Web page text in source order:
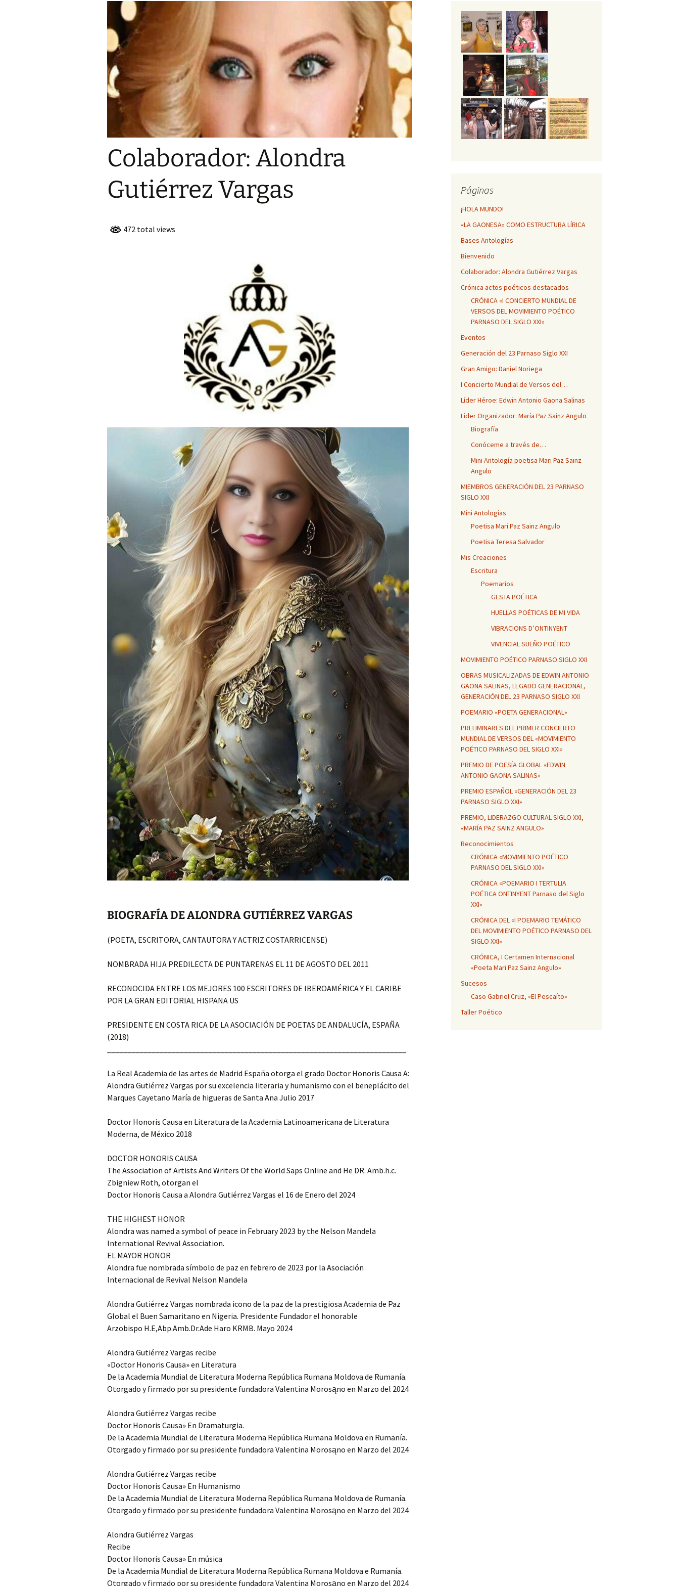
HUELLAS POÉTICAS DE
MI VIDA
Vibracions d’Ontinyent
LOS POETAS DE LA
GENERACIÓN DEL 23
PARNASO SIGLO XXI,
AUMENTAN SU LEGADO
BREVE EXPLICATIVA
SOBRE LA «GENERACIÓN
DEL 23 PARNASO DEL
SIGLO XXI»
GENERACIONALES DE LA
«GENERACIÓN DEL 23
MIEMBROS GENERACIÓN CÉSAR ARISMENDI,
GENERACIÓN DEL 23
PARNASO SIGLO XXI
LA GENERACIÓN DEL 23
MARTÍNEZ, MIEMBRO DE
LA GENERACIÓN DEL 23
PARNASO SIGLO XXI
LUIS ENRIQUE RIERA
BERREZUETA, MIEMBRO
DE LA GENERACIÓN DEL
23 PARNASO SIGLO XXI
VICTORIA EXPÓSITO
CONDE, MIEMBRO DE LA
GENERACIÓN DEL 23
MARGARITA MERCADO
SOTO – CHILE, MIEMBRO
DE LA GENERACIÓN DEL
23 PARNASO SIGLO XXI
MÍRIAM FERNANDEZ –
ARGENTINA MIEMBRO
DE LA GENERACIÓN DEL
23 PARNASO SIGLO XXI
MARÚ C. NEGRO PARODI
– CHILE, MIEMBRO DE LA
GENERACIÓN DEL 23
PARNASO SIGLO XXI
FÉLIX NORABUENA
CERVANTES MIEMBRO
DE LA GENERACIÓN DEL
23 PARNASO SIGLO XXI
ROSENDO GASPAR
RAMOS MIEMBRO DE LA
GENERACIÓN DEL 23
PARNASO SIGLO XXI
PRELIMINARES DEL
PRIMER CONCIERTO
MUNDIAL DE VERSOS
DEL «MOVIMIENTO
POÉTICO PARNASO DEL
SIGLO XXI»
ECO INTERNACIONAL
DEL MOVIMIENTO
POÉTICO PARNASO DEL
PREMIO ESPAÑOL
«GENERACIÓN DEL 23
PARNASO SIGLO XXI»
VÍCTOR WILFRIDO ARIAS
AROCA, PREMIO
ESPAÑOL…, PRIMER
CAMPESINA), PREMIO
ESPAÑOL…, PRIMER
CONCIERTO MUNDIAL
DE VERSOS
MARÍA LUISA HURTADO
GONZÁLEZ, PREMIO
ESPAÑOL…, PRIMER
CONCIERTO MUNDIAL
DE VERSOS
ESPAÑOL…, PRIMER
CONCIERTO MUNDIAL
DE VERSOS
CRISTHIAN EDGAR
MANSILLA TORREJÓN,
PREMIO ESPAÑOL…,
PRIMER CONCIERTO
MUNDIAL DE VERSOS
PATRICIA PEÑALVER
GALLARDO, PREMIO
ESPAÑOL…, PRIMER
CONCIERTO MUNDIAL
DE VERSOS
CARLOS HUMBERTO
SOLANO DIAZ, PREMIO
ESPAÑOL…, PRIMER
CONCIERTO MUNDIAL
DE VERSOS
IUDITA MIREA, PREMIO
ESPAÑOL…, PRIMER
CONCIERTO MUNDIAL
DE VERSOS
FELICITA ARENAS
VALENZUELA, PREMIO
ESPAÑOL…, PRIMER
CONCIERTO MUNDIAL
DE VERSOS
LUZ ELENA ARIAS SOTO,
PREMIO ESPAÑOL…, I
CONCIERTO MUNDIAL
DE VERSOS
MARÍA DE LA NUBE
FAJARDO CAJAMARCA,
PREMIO ESPAÑOL…,
PRIMER CONCIERTO
MUNDIAL DE VERSOS
I GALERÍA TEMÁTICA DE
VERSOS DEL INFINITO
GÉMINIS
Colaborador: Alondra
Gutiérrez Vargas
472 total views
BIOGRAFÍA DE ALONDRA GUTIÉRREZ VARGAS
(POETA, ESCRITORA, CANTAUTORA Y ACTRIZ COSTARRICENSE)
NOMBRADA HIJA PREDILECTA DE PUNTARENAS EL 11 DE AGOSTO DEL 2011
RECONOCIDA ENTRE LOS MEJORES 100 ESCRITORES DE IBEROAMÉRICA Y EL CARIBE
POR LA GRAN EDITORIAL HISPANA US
PRESIDENTE EN COSTA RICA DE LA ASOCIACIÓN DE POETAS DE ANDALUCÍA, ESPAÑA
(2018)
La Real Academia de las artes de Madrid España otorga el grado Doctor Honoris Causa A:
Alondra Gutiérrez Vargas por su excelencia literaria y humanismo con el beneplácito del
Marques Cayetano María de higueras de Santa Ana Julio 2017
Doctor Honoris Causa en Literatura de la Academia Latinoamericana de Literatura
Moderna, de México 2018
DOCTOR HONORIS CAUSA
The Association of Artists And Writers Of the World Saps Online and He DR. Amb.h.c.
Zbigniew Roth, otorgan el
Doctor Honoris Causa a Alondra Gutiérrez Vargas el 16 de Enero del 2024
THE HIGHEST HONOR
Alondra was named a symbol of peace in February 2023 by the Nelson Mandela
International Revival Association.
EL MAYOR HONOR
Alondra fue nombrada símbolo de paz en febrero de 2023 por la Asociación
Internacional de Revival Nelson Mandela
Alondra Gutiérrez Vargas nombrada icono de la paz de la prestigiosa Academia de Paz
Global el Buen Samaritano en Nigeria. Presidente Fundador el honorable
Arzobispo H.E,Abp.Amb.Dr.Ade Haro KRMB. Mayo 2024
Alondra Gutiérrez Vargas recibe
«Doctor Honoris Causa» en Literatura
De la Academia Mundial de Literatura Moderna República Rumana Moldova de Rumanía.
Otorgado y firmado por su presidente fundadora Valentina Morosąno en Marzo del 2024
Alondra Gutiérrez Vargas recibe
Doctor Honoris Causa» En Dramaturgia.
De la Academia Mundial de Literatura Moderna República Rumana Moldova en Rumanía.
Otorgado y firmado por su presidente fundadora Valentina Morosąno en Marzo del 2024
Alondra Gutiérrez Vargas recibe
Doctor Honoris Causa» En Humanismo
De la Academia Mundial de Literatura Moderna República Rumana Moldova de Rumanía.
Otorgado y firmado por su presidente fundadora Valentina Morosąno en Marzo del 2024
Alondra Gutiérrez Vargas
Recibe
Doctor Honoris Causa» En música
De la Academia Mundial de Literatura Moderna República Rumana Moldova e Rumanía.
Otorgado y firmado por su presidente fundadora Valentina Morosąno en Marzo del 2024
Páginas
¡HOLA MUNDO!
«LA GAONESA» COMO ESTRUCTURA LÍRICA
Bases Antologías
Bienvenido
Colaborador: Alondra Gutiérrez Vargas
Crónica actos poéticos destacados
CRÓNICA «I CONCIERTO MUNDIAL DE
VERSOS DEL MOVIMIENTO POÉTICO
PARNASO DEL SIGLO XXI»
Eventos
Generación del 23 Parnaso Siglo XXI
Gran Amigo: Daniel Noriega
I Concierto Mundial de Versos del…
Líder Héroe: Edwin Antonio Gaona Salinas
Líder Organizador: María Paz Sainz Angulo
Biografía
Conóceme a través de…
Mini Antología poetisa Mari Paz Sainz
Angulo
MIEMBROS GENERACIÓN DEL 23 PARNASO
SIGLO XXI
Mini Antologías
Poetisa Mari Paz Sainz Angulo
Poetisa Teresa Salvador
Mis Creaciones
Escritura
Poemarios
GESTA POÉTICA
HUELLAS POÉTICAS DE MI VIDA
VIBRACIONS D’ONTINYENT
VIVENCIAL SUEÑO POÉTICO
MOVIMIENTO POÉTICO PARNASO SIGLO XXI
OBRAS MUSICALIZADAS DE EDWIN ANTONIO
GAONA SALINAS, LEGADO GENERACIONAL,
GENERACIÓN DEL 23 PARNASO SIGLO XXI
POEMARIO «POETA GENERACIONAL»
PRELIMINARES DEL PRIMER CONCIERTO
MUNDIAL DE VERSOS DEL «MOVIMIENTO
POÉTICO PARNASO DEL SIGLO XXI»
PREMIO DE POESÍA GLOBAL «EDWIN
ANTONIO GAONA SALINAS»
PREMIO ESPAÑOL «GENERACIÓN DEL 23
PARNASO SIGLO XXI»
PREMIO, LIDERAZGO CULTURAL SIGLO XXI,
«MARÍA PAZ SAINZ ANGULO»
Reconocimientos
CRÓNICA «MOVIMIENTO POÉTICO
PARNASO DEL SIGLO XXI»
CRÓNICA «POEMARIO I TERTULIA
POÉTICA ONTINYENT Parnaso del Siglo
XXI»
CRÓNICA DEL «I POEMARIO TEMÁTICO
DEL MOVIMIENTO POÉTICO PARNASO DEL
SIGLO XXI»
CRÓNICA, I Certamen Internacional
«Poeta Mari Paz Sainz Angulo»
Sucesos
Caso Gabriel Cruz, «El Pescaíto»
Taller Poético